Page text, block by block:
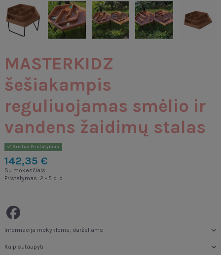
MASTERKIDZ
šešiakampis
reguliuojamas smėlio ir
vandens žaidimų stalas
Greitas Pristatymas
142,35 €
Su mokesčiais
Pristatymas: 2 - 5 d. d.
Informacija mokykloms, darželiams
Kaip sutaupyti